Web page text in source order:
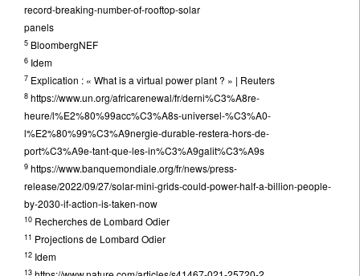
record-breaking-number-of-rooftop-solar
panels
5 BloombergNEF
6 Idem
7 Explication : « What is a virtual power plant ? » | Reuters
8 https://www.un.org/africarenewal/fr/derni%C3%A8re-
heure/l%E2%80%99acc%C3%A8s-universel-%C3%A0-
l%E2%80%99%C3%A9nergie-durable-restera-hors-de-
port%C3%A9e-tant-que-les-in%C3%A9galit%C3%A9s
9 https://www.banquemondiale.org/fr/news/press-
release/2022/09/27/solar-mini-grids-could-power-half-a-billion-people-
by-2030-if-action-is-taken-now
10 Recherches de Lombard Odier
11 Projections de Lombard Odier
12 Idem
13